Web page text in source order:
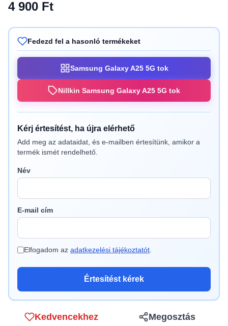
4 900 Ft
Fedezd fel a hasonló termékeket
Samsung Galaxy A25 5G tok
Nillkin Samsung Galaxy A25 5G tok
Kérj értesítést, ha újra elérhető
Add meg az adataidat, és e-mailben értesítünk, amikor a
termék ismét rendelhető.
Név
E-mail cím
Elfogadom az adatkezelési tájékoztatót
Értesítést kérek
Kedvencekhez Megosztás